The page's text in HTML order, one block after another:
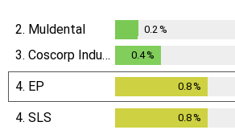
2. Muldental
0.2%
0.2 %
3. Coscorp Industries 0.4%
4. EP 0.8%
4. SLS 0.8%